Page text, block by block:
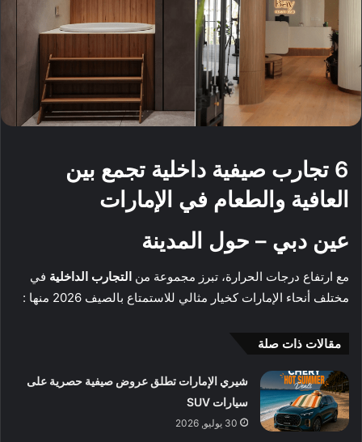
6 تجارب صيفية داخلية تجمع بين
العافية والطعام في الإمارات
عين دبي – حول المدينة
مع ارتفاع درجات الحرارة، تبرز مجموعة من التجارب الداخلية في
مختلف أنحاء الإمارات كخيار مثالي للاستمتاع بالصيف 2026 منها :
مقالات ذات صلة
شيري الإمارات تطلق عروض صيفية حصرية على
سيارات SUV
30 يوليو, 2026